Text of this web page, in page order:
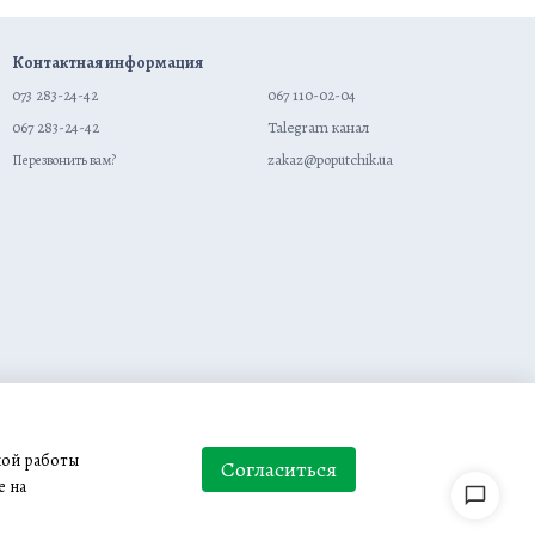
Контактная информация
073 283-24-42
067 283-24-42
Перезвонить вам?
067 110-02-04
Talegram канал
zakaz@poputchik.ua
работы
на
Согласиться